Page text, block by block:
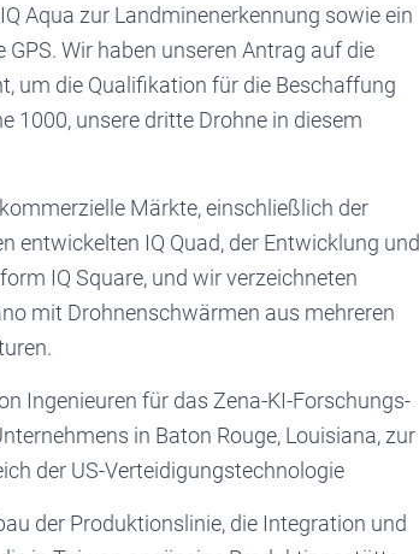
Aqua zur Landminenerkennung sowie ein
Wir haben unseren Antrag auf die
um die Qualifikation für die Beschaffung
1000, unsere dritte Drohne in diesem
Märkte, einschließlich der
entwickelten IQ Quad, der Entwicklung und
IQ Square, und wir verzeichneten
mit Drohnenschwärmen aus mehreren
für das Zena-KI-Forschungs-
in Baton Rouge, Louisiana, zur
der US-Verteidigungstechnologie
der Produktionslinie, die Integration und